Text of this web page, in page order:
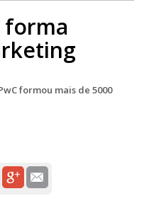
forma
formou mais de 5000